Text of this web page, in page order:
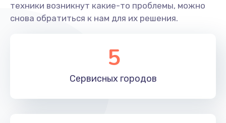
техники возникнут какие-то проблемы, можно
снова обратиться к нам для их решения.
5
Сервисных городов